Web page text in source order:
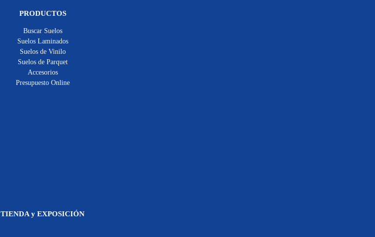
PRODUCTOS
Buscar Suelos
Suelos Laminados
Suelos de Vinilo
Suelos de Parquet
Accesorios
Presupuesto Online
TIENDA y EXPOSICIÓN